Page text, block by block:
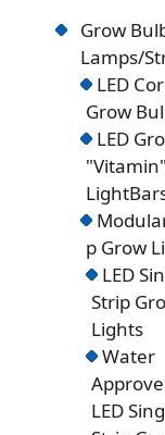
Grow
Lamps/
LED
Grow
LED
"Vitamin"
p Grow
LED
Strip
Lights
Water
LED